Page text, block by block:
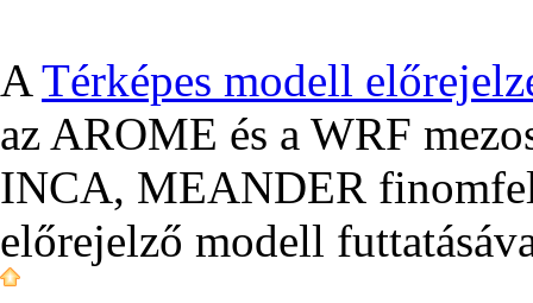
ATérképes modell
az AROME és a WRF
INCA, MEANDER
előrejelző modell